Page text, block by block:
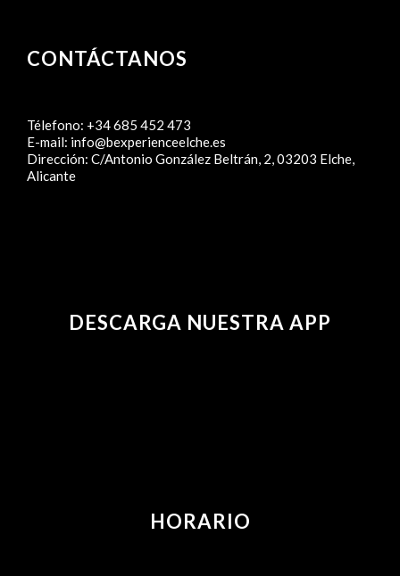
CONTÁCTANOS
Télefono: +34 685 452 473
E-mail: info@bexperienceelche.es
Dirección: C/Antonio González Beltrán, 2, 03203 Elche,
Alicante
DESCARGA NUESTRA APP
HORARIO